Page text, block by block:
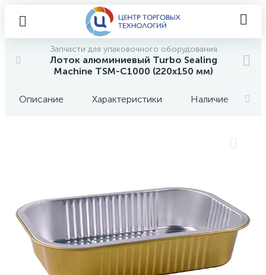
Запчасти для упаковочного оборудования
Лоток алюминиевый Turbo Sealing
Machine TSM-C1000 (220х150 мм)
Описание Характеристики Наличие